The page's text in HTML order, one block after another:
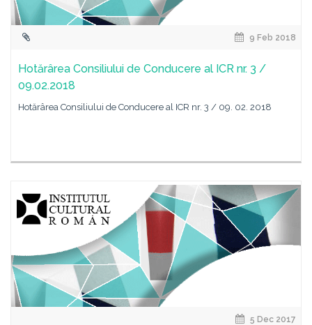
9 Feb 2018
Hotărârea Consiliului de Conducere al ICR nr. 3 /
09.02.2018
Hotărârea Consiliului de Conducere al ICR nr. 3 / 09. 02. 2018
5 Dec 2017